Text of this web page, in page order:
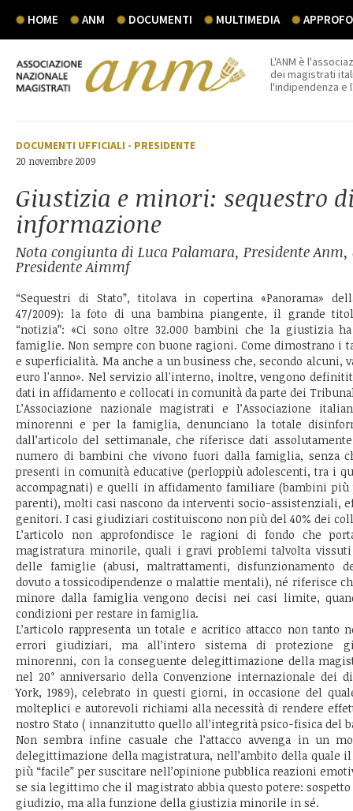
HOME ANM DOCUMENTI MULTIMEDIA
L'ANM è
dei magistrati
l'indipendenza e
DOCUMENTI UFFICIALI - PRESIDENTE
20 novembre 2009
Giustizia e minori: sequestro
informazione
Nota congiunta di Luca Palamara, Presidente Anm,
Presidente Aimmf
“Sequestri di Stato”, titolava in copertina «Panorama»
47/2009): la foto di una bambina piangente, il grande
“notizia”: «Ci sono oltre 32.000 bambini che la giustizia
famiglie. Non sempre con buone ragioni. Come dimostrano i
e superficialità. Ma anche a un business che, secondo
euro l'anno». Nel servizio all'interno, inoltre, vengono
dati in affidamento e collocati in comunità da parte dei
L’Associazione nazionale magistrati e l’Associazione
minorenni e per la famiglia, denunciano la totale
dall’articolo del settimanale, che riferisce dati
numero di bambini che vivono fuori dalla famiglia, senza
presenti in comunità educative (perloppiù adolescenti, tra i
accompagnati) e quelli in affidamento familiare (bambini più
parenti), molti casi nascono da interventi socio-assistenziali,
genitori. I casi giudiziari costituiscono non più del 40% dei
L’articolo non approfondisce le ragioni di fondo che
magistratura minorile, quali i gravi problemi talvolta
delle famiglie (abusi, maltrattamenti, disfunzionamento
dovuto a tossicodipendenze o malattie mentali), né riferisce
minore dalla famiglia vengono decisi nei casi limite,
condizioni per restare in famiglia.
L’articolo rappresenta un totale e acritico attacco non
errori giudiziari, ma all’intero sistema di protezione
minorenni, con la conseguente delegittimazione della
nel 20° anniversario della Convenzione internazionale dei
York, 1989), celebrato in questi giorni, in occasione del
molteplici e autorevoli richiami alla necessità di rendere
nostro Stato ( innanzitutto quello all’integrità psico-fisica del
Non sembra infine casuale che l’attacco avvenga in un
delegittimazione della magistratura, nell’ambito della quale
più “facile” per suscitare nell’opinione pubblica reazioni
se sia legittimo che il magistrato abbia questo potere:
giudizio, ma alla funzione della giustizia minorile in sé.